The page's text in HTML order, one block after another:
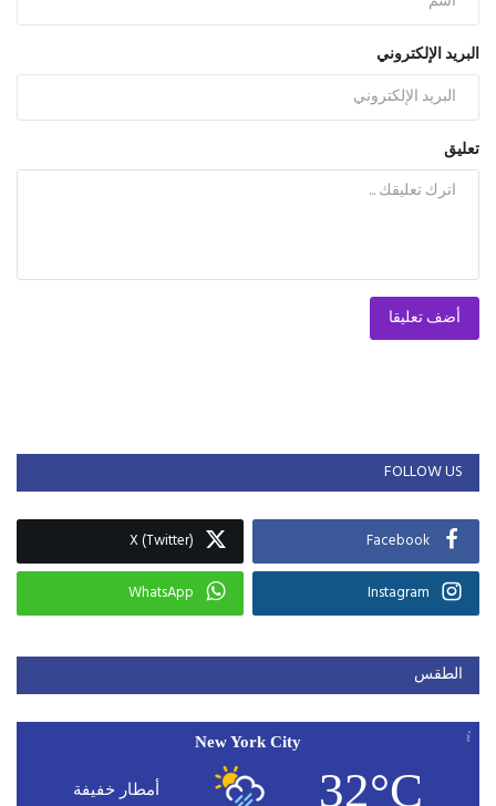
البريد الإلكتروني
تعليق
أضف تعليقا
FOLLOW US
Facebook
X (Twitter)
Instagram
WhatsApp
الطقس
New York City
32°C أمطار خفيفة